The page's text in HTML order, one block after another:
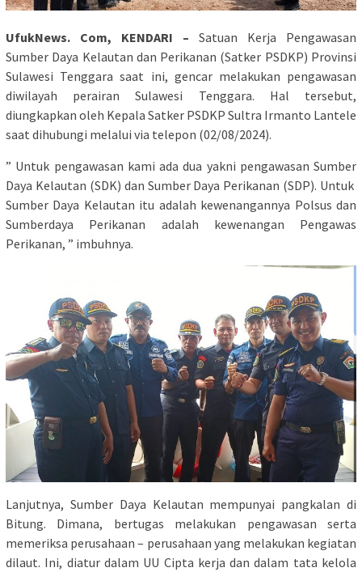
UfukNews. Com, KENDARI – Satuan Kerja Pengawasan
Sumber Daya Kelautan dan Perikanan (Satker PSDKP) Provinsi
Sulawesi Tenggara saat ini, gencar melakukan pengawasan
diwilayah perairan Sulawesi Tenggara. Hal tersebut,
diungkapkan oleh Kepala Satker PSDKP Sultra Irmanto Lantele
saat dihubungi melalui via telepon (02/08/2024).
” Untuk pengawasan kami ada dua yakni pengawasan Sumber
Daya Kelautan (SDK) dan Sumber Daya Perikanan (SDP). Untuk
Sumber Daya Kelautan itu adalah kewenangannya Polsus dan
Sumberdaya Perikanan adalah kewenangan Pengawas
Perikanan, ” imbuhnya.
Lanjutnya, Sumber Daya Kelautan mempunyai pangkalan di
Bitung. Dimana, bertugas melakukan pengawasan serta
memeriksa perusahaan – perusahaan yang melakukan kegiatan
dilaut. Ini, diatur dalam UU Cipta kerja dan dalam tata kelola